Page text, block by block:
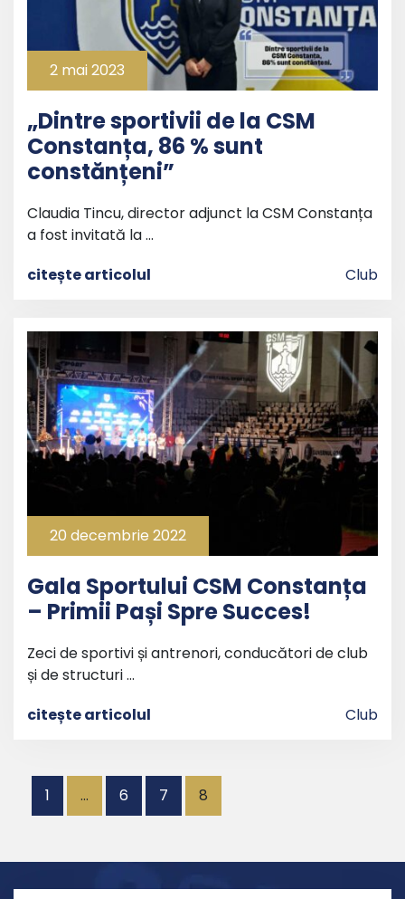
2 mai 2023
„Dintre sportivii de la CSM
Constanța, 86 % sunt
constănțeni”
Claudia Tincu, director adjunct la CSM Constanța
a fost invitată la …
citește articolul
Club
20 decembrie 2022
Gala Sportului CSM Constanța
– Primii Pași Spre Succes!
Zeci de sportivi și antrenori, conducători de club
și de structuri …
citește articolul
Club
Paginație
articole
1 … 6 7 8